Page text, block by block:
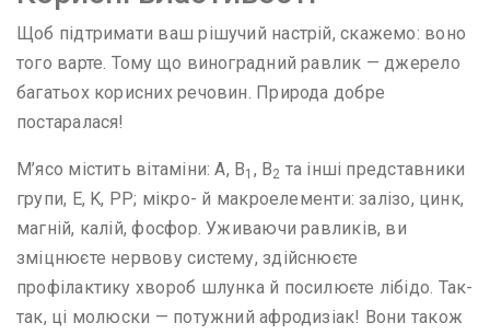
Щоб підтримати ваш рішучий настрій, скажемо: воно
того варте. Тому що виноградний равлик — джерело
багатьох корисних речовин. Природа добре
постаралася!
М’ясо містить вітаміни: A, B1 , B2 та інші представники
групи, E, K, PP; мікро- й макроелементи: залізо, цинк,
магній, калій, фосфор. Уживаючи равликів, ви
зміцнюєте нервову систему, здійснюєте
профілактику хвороб шлунка й посилюєте лібідо. Так-
так, ці молюски — потужний афродизіак! Вони також